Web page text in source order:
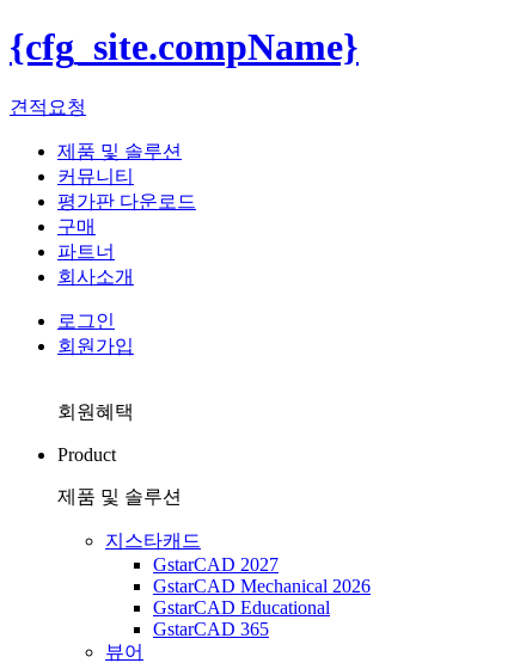
{cfg_site.compName}
견적요청
제품 및 솔루션
커뮤니티
평가판 다운로드
구매
파트너
회사소개
로그인
회원가입
회원혜택
Product
제품 및 솔루션
지스타캐드
GstarCAD 2027
GstarCAD Mechanical 2026
GstarCAD Educational
GstarCAD 365
뷰어